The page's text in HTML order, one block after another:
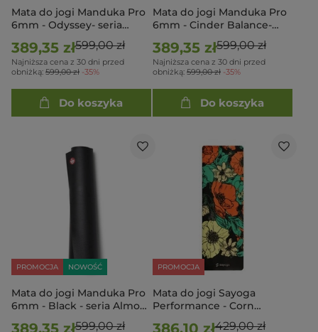
Mata do jogi Manduka Pro
6mm - Odyssey- seria
Almost Perfect
389,35 zł599,00 zł
Najniższa cena z 30 dni przed
obniżką: 599,00 zł -35%
Do koszyka
Mata do jogi Manduka Pro
6mm - Cinder Balance-
seria Almost Perfect
389,35 zł599,00 zł
Najniższa cena z 30 dni przed
obniżką: 599,00 zł -35%
Do koszyka
PROMOCJA NOWOŚĆ
Mata do jogi Manduka Pro
6mm - Black - seria Almost
389,35 zł599,00 zł
PROMOCJA
Mata do jogi Sayoga
Performance - Corn
386,10 zł429,00 zł